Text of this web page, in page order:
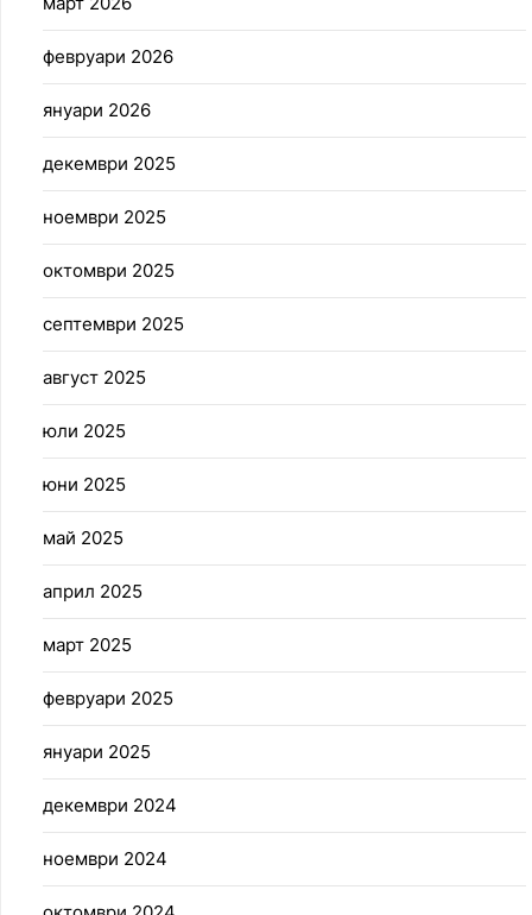
февруари 2026
януари 2026
декември 2025
ноември 2025
октомври 2025
септември 2025
август 2025
юли 2025
юни 2025
май 2025
април 2025
март 2025
февруари 2025
януари 2025
декември 2024
ноември 2024